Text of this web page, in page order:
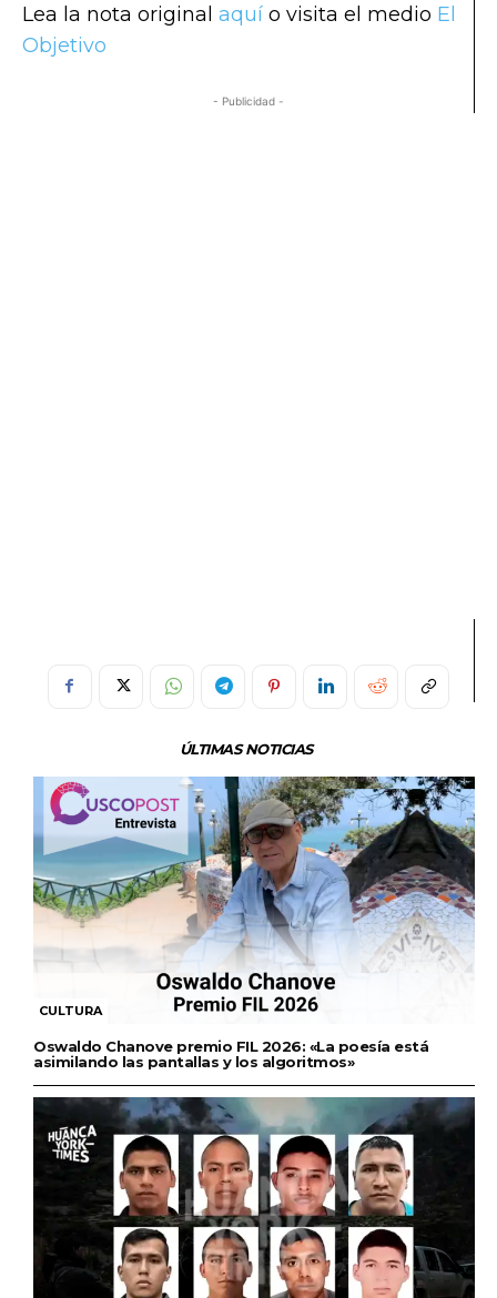
Lea la nota original aquí o visita el medio El
Objetivo
- Publicidad -
ÚLTIMAS NOTICIAS
CULTURA
Oswaldo Chanove premio FIL 2026: «La poesía está
asimilando las pantallas y los algoritmos»